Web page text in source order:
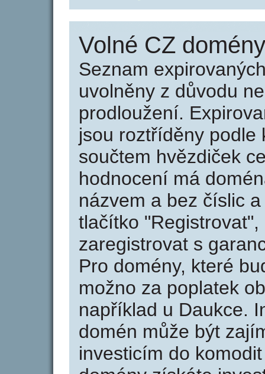
Volné CZ
Seznam
uvolněny z důvodu
prodloužení.
jsou roztříděny podle
součtem hvězdiček
hodnocení má
názvem a bez číslic
tlačítko
zaregistrovat s
Pro domény, které
možno za poplatek
například u Daukce.
domén může být
investicím do